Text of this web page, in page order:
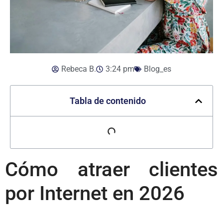
Rebeca B. 3:24 pm Blog_es
Tabla de contenido
Cómo atraer clientes
por Internet en 2026